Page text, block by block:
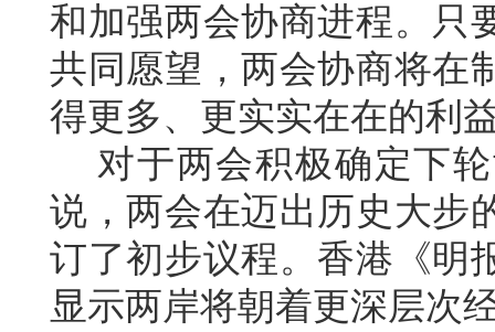
和加强两会协商进程。只
共同愿望，两会协商将在
得更多、更实实在在的利
对于两会积极确定下轮
说，两会在迈出历史大步
订了初步议程。香港《明
显示两岸将朝着更深层次